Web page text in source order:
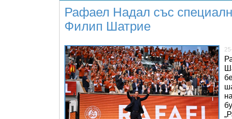
Рафаел Надал със
Филип Шатрие